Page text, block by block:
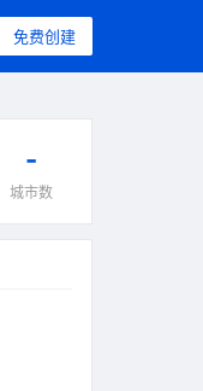
免费创建
-
城市数